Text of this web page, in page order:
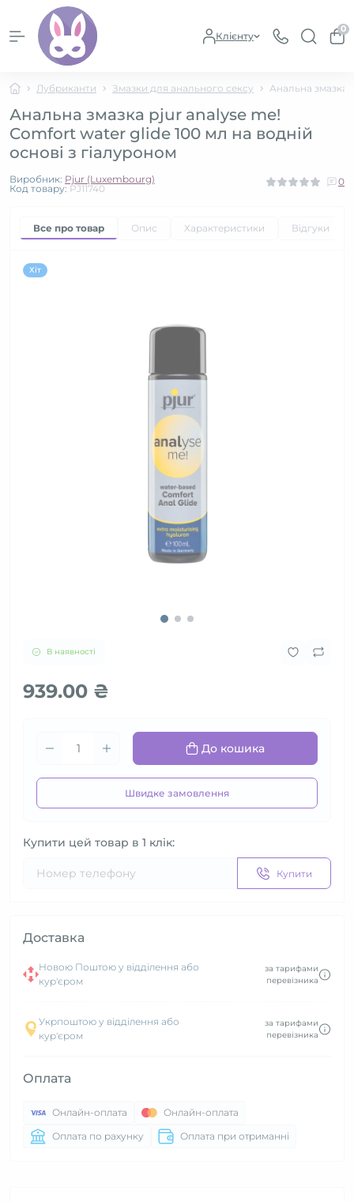
Клієнту
0
Лубриканти Змазки для анального сексу Анальна змазка
Анальна змазка pjur analyse me!
Comfort water glide 100 мл на водній
основі з гіалуроном
Виробник: Pjur (Luxembourg)
Код товару: PJ11740
0
Все про товар Опис Характеристики Відгуки
Хіт
В наявності
939.00 ₴
До кошика
Швидке замовлення
Купити цей товар в 1 клік:
Купити
Доставка
Новою Поштою у відділення або
кур'єром
за тарифами
перевізника
Укрпоштою у відділення або
кур'єром
за тарифами
перевізника
Оплата
Онлайн-оплата
Онлайн-оплата
Оплата по рахунку
Оплата при отриманні